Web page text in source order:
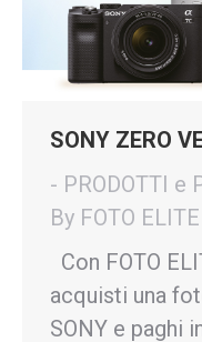
SONY ZERO
- PRODOTTI e
By FOTO
Con FOTO
acquisti una
SONY e paghi